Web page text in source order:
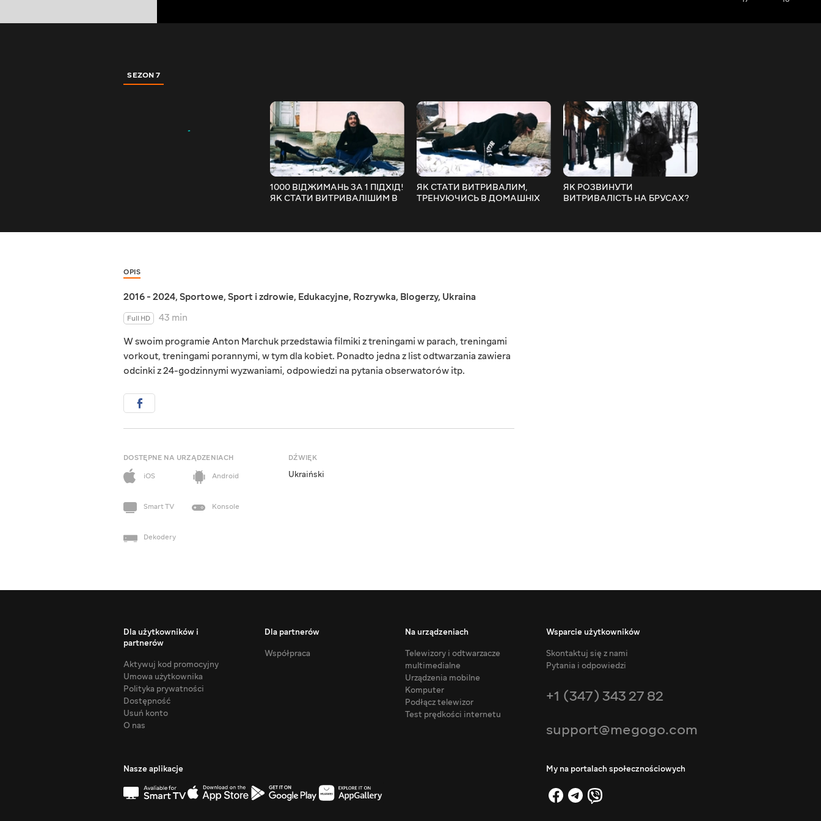
SEZON 7
1000 ВІДЖИМАНЬ ЗА 1 ПІДХІД!
ЯК СТАТИ ВИТРИВАЛІШИМ В
ЯК СТАТИ ВИТРИВАЛИМ,
ТРЕНУЮЧИСЬ В ДОМАШНІХ
ЯК РОЗВИНУТИ
ВИТРИВАЛІСТЬ НА БРУСАХ?
12)
OPIS
2016 - 2024, Sportowe, Sport i zdrowie, Edukacyjne, Rozrywka, Blogerzy, Ukraina
Full HD
43 min
W swoim programie Anton Marchuk przedstawia filmiki z treningami w parach, treningami
vorkout, treningami porannymi, w tym dla kobiet. Ponadto jedna z list odtwarzania zawiera
odcinki z 24-godzinnymi wyzwaniami, odpowiedzi na pytania obserwatorów itp.
DOSTĘPNE NA URZĄDZENIACH
iOS
Android
Smart TV Konsole
Dekodery
DŹWIĘK
Ukraiński
Dla użytkowników i
partnerów
Aktywuj kod promocyjny
Umowa użytkownika
Polityka prywatności
Dostępność
Usuń konto
O nas
Dla partnerów
Współpraca
Na urządzeniach
Telewizory i odtwarzacze
multimedialne
Urządzenia mobilne
Komputer
Podłącz telewizor
Test prędkości internetu
Wsparcie użytkowników
Skontaktuj się z nami
Pytania i odpowiedzi
+1 (347) 343 27 82
support@megogo.com
Nasze aplikacje My na portalach społecznościowych